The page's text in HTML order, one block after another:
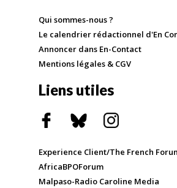
Qui sommes-nous ?
Le calendrier rédactionnel d'En
Annoncer dans En-Contact
Mentions légales & CGV
Liens utiles
Experience Client/The French
AfricaBPOForum
Malpaso-Radio Caroline Media